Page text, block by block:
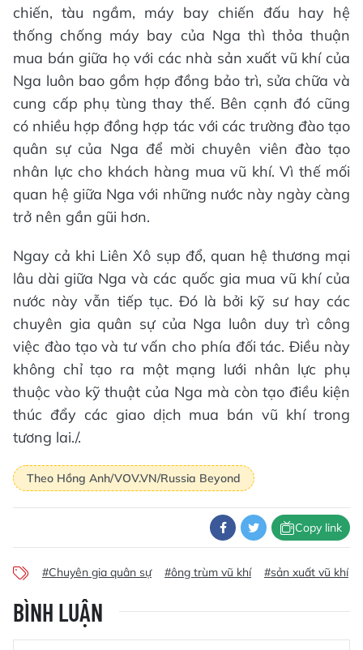
chiến, tàu ngầm, máy bay chiến đấu hay hệ
thống chống máy bay của Nga thì thỏa thuận
mua bán giữa họ với các nhà sản xuất vũ khí của
Nga luôn bao gồm hợp đồng bảo trì, sửa chữa và
cung cấp phụ tùng thay thế. Bên cạnh đó cũng
có nhiều hợp đồng hợp tác với các trường đào tạo
quân sự của Nga để mời chuyên viên đào tạo
nhân lực cho khách hàng mua vũ khí. Vì thế mối
quan hệ giữa Nga với những nước này ngày càng
trở nên gần gũi hơn.
Ngay cả khi Liên Xô sụp đổ, quan hệ thương mại
lâu dài giữa Nga và các quốc gia mua vũ khí của
nước này vẫn tiếp tục. Đó là bởi kỹ sư hay các
chuyên gia quân sự của Nga luôn duy trì công
việc đào tạo và tư vấn cho phía đối tác. Điều này
không chỉ tạo ra một mạng lưới nhân lực phụ
thuộc vào kỹ thuật của Nga mà còn tạo điều kiện
thúc đẩy các giao dịch mua bán vũ khí trong
tương lai./.
Theo Hồng Anh/VOV.VN/Russia Beyond
Copy link
#Chuyên gia quân sự #ông trùm vũ khí #sản xuất vũ khí
BÌNH LUẬN